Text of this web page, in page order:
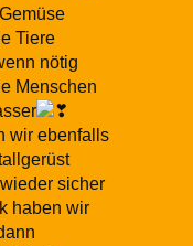
Tiere
nötig
Menschen
wir ebenfalls
sicher
haben wir